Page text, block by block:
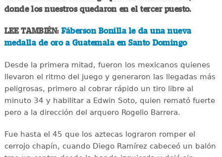
donde los nuestros quedaron en el tercer puesto.
LEE TAMBIÉN: Fáberson Bonilla le da una nueva
medalla de oro a Guatemala en Santo Domingo
Desde la primera mitad, fueron los mexicanos quienes
llevaron el ritmo del juego y generaron las llegadas más
peligrosas, primero al cobrar rápido un tiro libre al
minuto 34 y habilitar a Edwin Soto, quien remató fuerte
pero a la dirección del arquero Rogelio Barrera.
Fue hasta el 45 que los aztecas lograron romper el
cerrojo chapín, cuando Diego Ramírez cabeceó un balón